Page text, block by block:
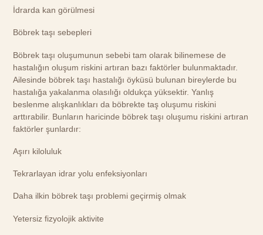
İdrarda kan görülmesi
Böbrek taşı sebepleri
Böbrek taşı oluşumunun sebebi tam olarak bilinemese de
hastalığın oluşum riskini artıran bazı faktörler bulunmaktadır.
Ailesinde böbrek taşı hastalığı öyküsü bulunan bireylerde bu
hastalığa yakalanma olasılığı oldukça yüksektir. Yanlış
beslenme alışkanlıkları da böbrekte taş oluşumu riskini
arttırabilir. Bunların haricinde böbrek taşı oluşumu riskini artıran
faktörler şunlardır:
Aşırı kiloluluk
Tekrarlayan idrar yolu enfeksiyonları
Daha ilkin böbrek taşı problemi geçirmiş olmak
Yetersiz fizyolojik aktivite